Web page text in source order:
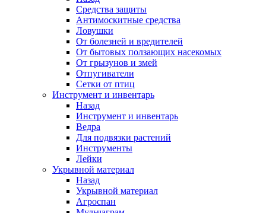
Средства защиты
Антимоскитные средства
Ловушки
От болезней и вредителей
От бытовых ползающих насекомых
От грызунов и змей
Отпугиватели
Сетки от птиц
Инструмент и инвентарь
Назад
Инструмент и инвентарь
Ведра
Для подвязки растений
Инструменты
Лейки
Укрывной материал
Назад
Укрывной материал
Агроспан